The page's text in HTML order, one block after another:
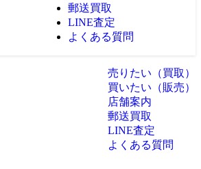
郵送買取
LINE査定
よくある質問
売りたい（買取）
買いたい（販売）
店舗案内
郵送買取
LINE査定
よくある質問